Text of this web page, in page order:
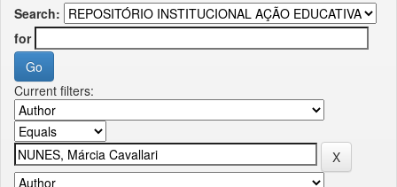
Search:
for
Current filters: